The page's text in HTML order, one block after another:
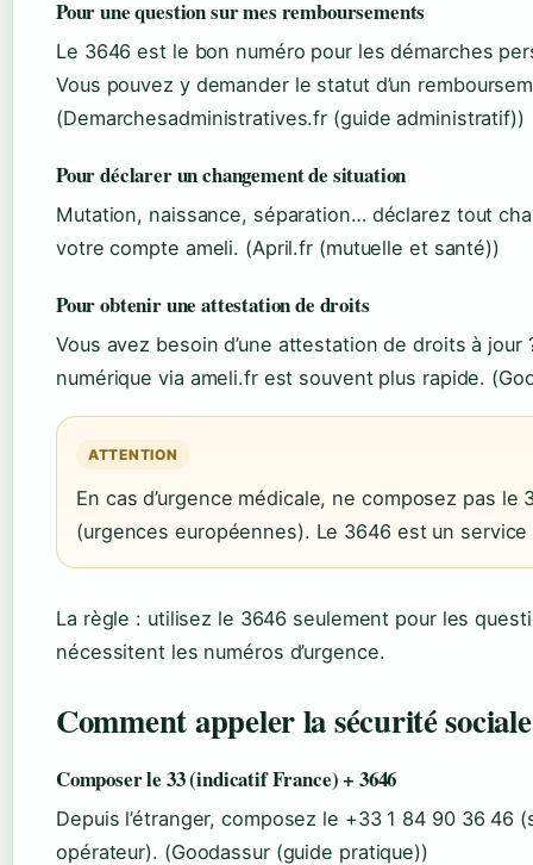
Pour une question sur mes remboursements
Le 3646 est le bon numéro pour les démarches
Vous pouvez y demander le statut d’un
(Demarchesadministratives.fr (guide administratif))
Pour déclarer un changement de situation
Mutation, naissance, séparation… déclarez tout
votre compte ameli. (April.fr (mutuelle et santé))
Pour obtenir une attestation de droits
Vous avez besoin d’une attestation de droits à
numérique via ameli.fr est souvent plus rapide.
ATTENTION
En cas d’urgence médicale, ne composez pas le
(urgences européennes). Le 3646 est un
La règle : utilisez le 3646 seulement pour les
nécessitent les numéros d’urgence.
Comment appeler la sécurité
Composer le 33 (indicatif France) + 3646
Depuis l’étranger, composez le +33 1 84 90 36 46
opérateur). (Goodassur (guide pratique))